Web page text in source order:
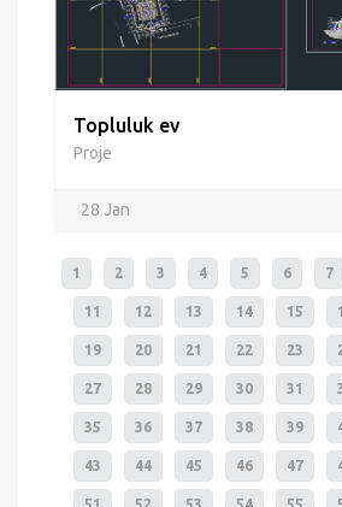
Topluluk ev
Proje
28 Jan
1 2 3 4 5 6 7
11 12 13 14 15
19 20 21 22 23
27 28 29 30 31
35 36 37 38 39
43 44 45 46 47